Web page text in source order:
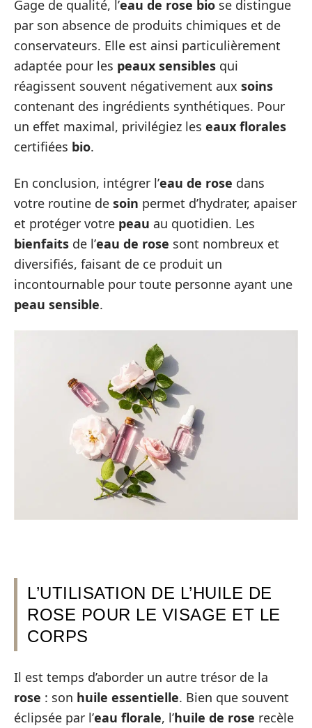
Gage de qualité, l’eau de rose bio se distingue
par son absence de produits chimiques et de
conservateurs. Elle est ainsi particulièrement
adaptée pour les peaux sensibles qui
réagissent souvent négativement aux soins
contenant des ingrédients synthétiques. Pour
un effet maximal, privilégiez les eaux florales
certifiées bio.
En conclusion, intégrer l’eau de rose dans
votre routine de soin permet d’hydrater, apaiser
et protéger votre peau au quotidien. Les
bienfaits de l’eau de rose sont nombreux et
diversifiés, faisant de ce produit un
incontournable pour toute personne ayant une
peau sensible.
L’UTILISATION DE L’HUILE DE
ROSE POUR LE VISAGE ET LE
CORPS
Il est temps d’aborder un autre trésor de la
rose : son huile essentielle. Bien que souvent
éclipsée par l’eau florale, l’huile de rose recèle